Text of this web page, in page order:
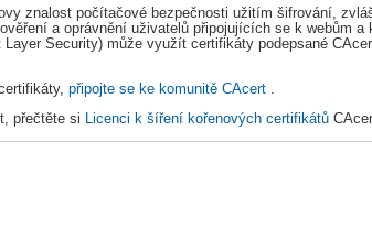
znalost počítačové bezpečnosti užitím šifrování,
a oprávnění uživatelů připojujících se k webům
Layer Security) může využít certifikáty podepsané
připojte se ke komunitě CAcert .
přečtěte si
Licenci k šíření kořenových certifikátů